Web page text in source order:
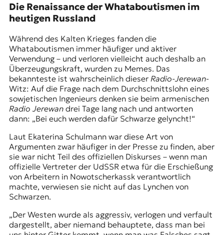
Die Renaissance der Whataboutismen im
heutigen Russland
Während des Kalten Krieges fanden die
Whataboutismen immer häufiger und aktiver
Verwendung – und verloren vielleicht auch deshalb an
Überzeugungskraft, wurden zu Memes. Das
bekannteste ist wahrscheinlich dieser Radio-Jerewan-
Witz: Auf die Frage nach dem Durchschnittslohn eines
sowjetischen Ingenieurs denken sie beim armenischen
Radio Jerewandrei Tage lang nach und antworten
dann: „Bei euch werden dafür Schwarze gelyncht!“
Laut Ekaterina Schulmann war diese Art von
Argumenten zwar häufiger in der Presse zu finden, aber
sie war nicht Teil des offiziellen Diskurses – wenn man
offizielle Vertreter der UdSSR etwa für die Erschießung
von Arbeitern in Nowotscherkasskverantwortlich
machte, verwiesen sie nicht auf das Lynchen von
Schwarzen.
„Der Westen wurde als aggressiv, verlogen und verfault
dargestellt, aber niemand behauptete, dass man bei